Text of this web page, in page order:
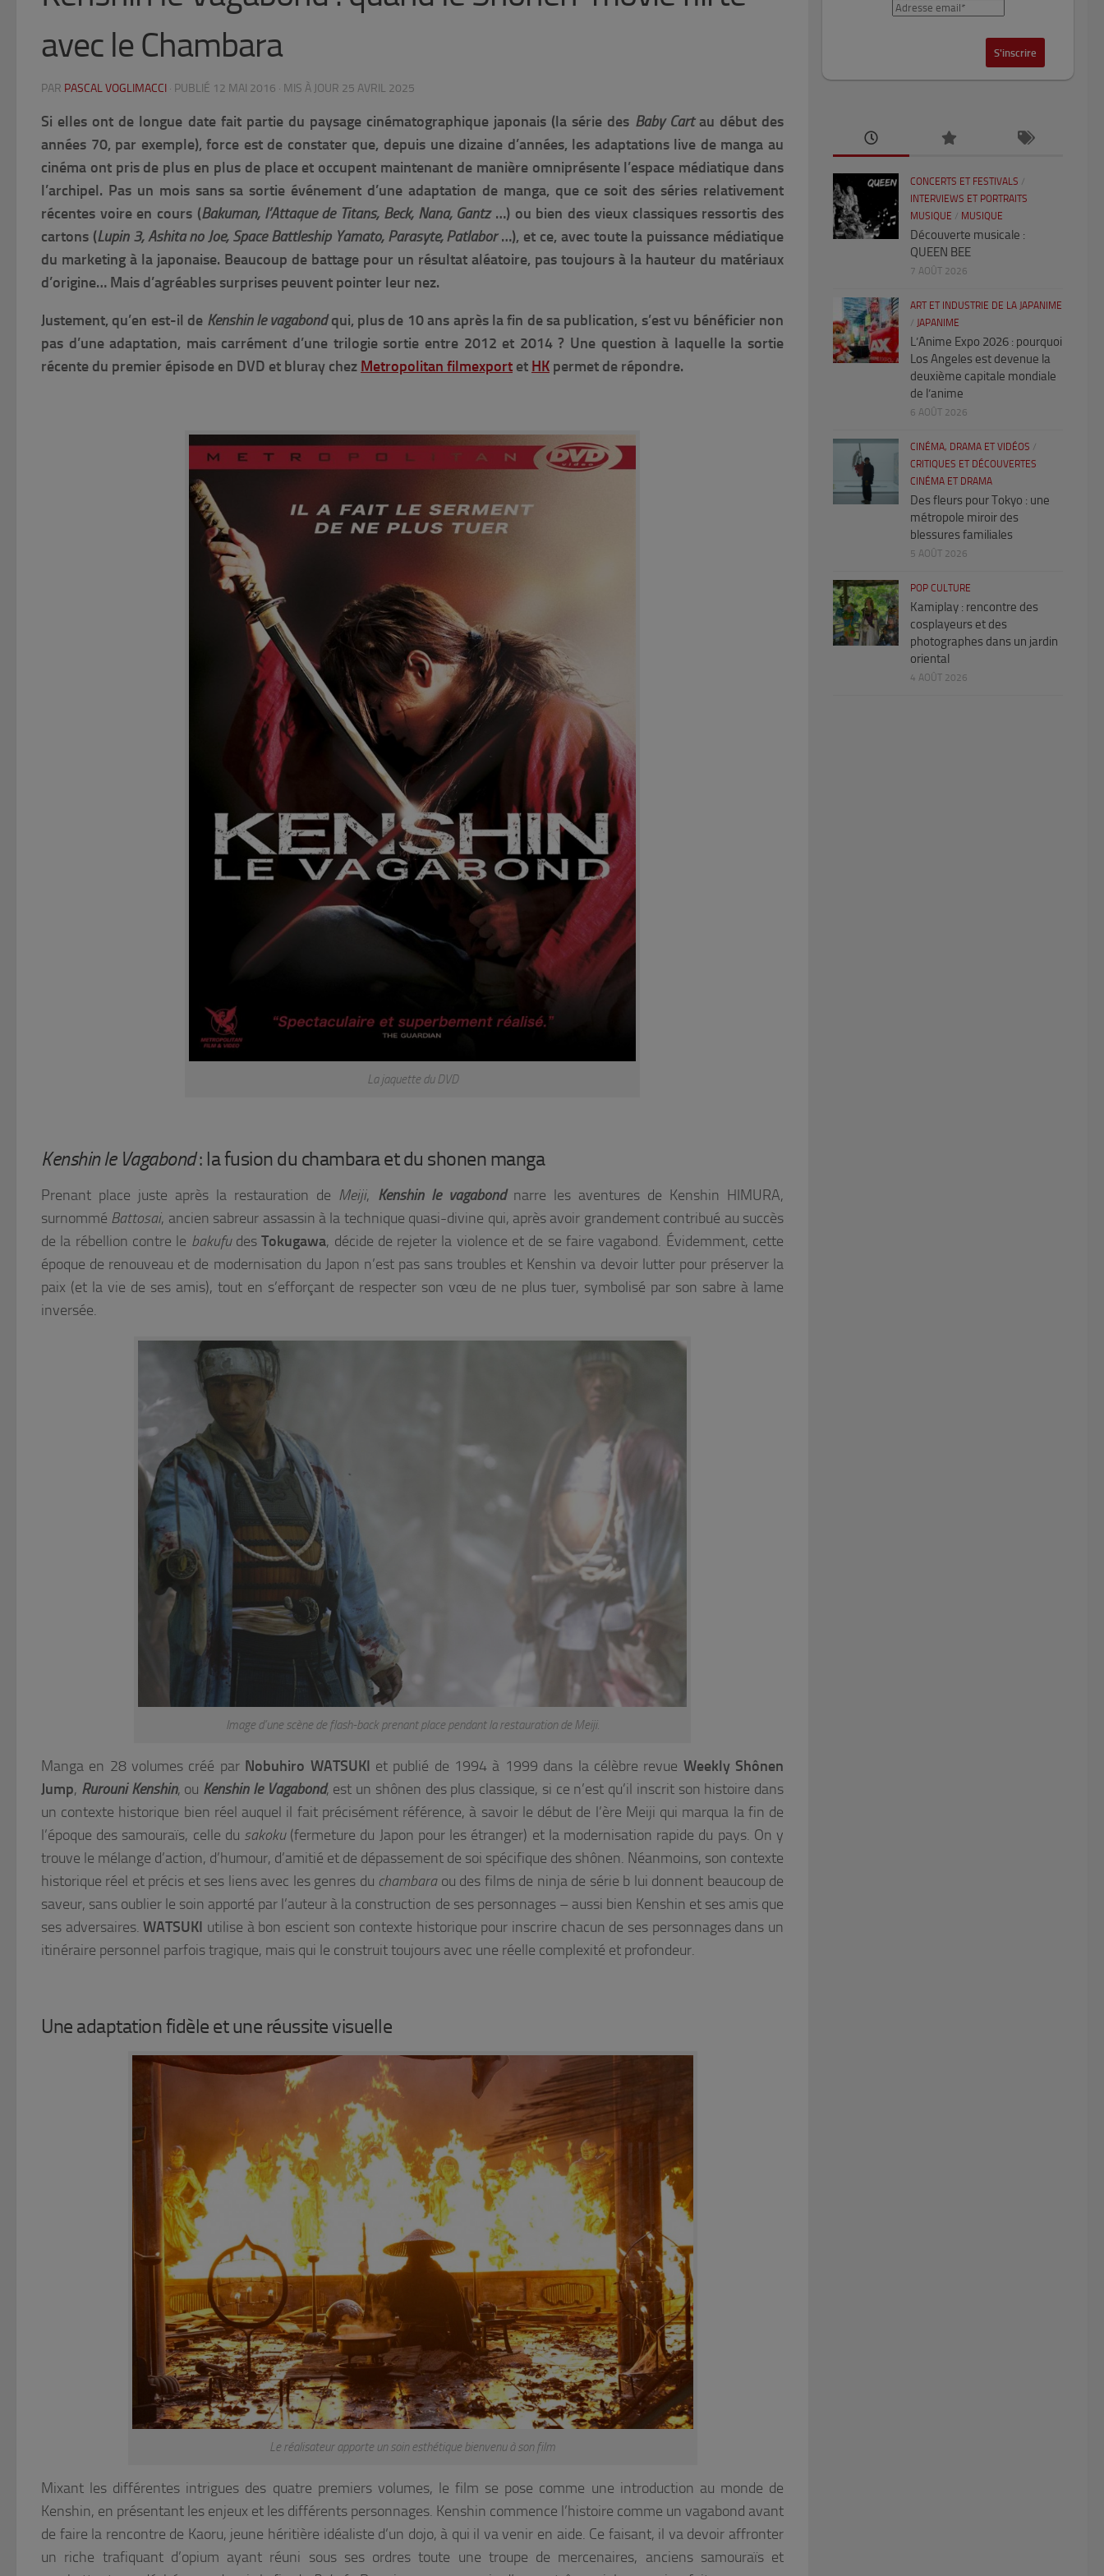
avec le Chambara
PAR PASCAL VOGLIMACCI · PUBLIÉ 12 MAI 2016 · MIS À JOUR 25 AVRIL 2025
Si elles ont de longue date fait partie du paysage cinématographique japonais (la série des Baby Cartau début des
années 70, par exemple), force est de constater que, depuis une dizaine d’années, les adaptations live de manga au
cinéma ont pris de plus en plus de place et occupent maintenant de manière omniprésente l’espace médiatique dans
l’archipel. Pas un mois sans sa sortie événement d’une adaptation de manga, que ce soit des séries relativement
récentes voire en cours (Bakuman, l’Attaque de Titans, Beck, Nana, Gantz…) ou bien des vieux classiques ressortis des
cartons (Lupin 3, Ashita no Joe, Space Battleship Yamato, Parasyte, Patlabor…), et ce, avec toute la puissance médiatique
du marketing à la japonaise. Beaucoup de battage pour un résultat aléatoire, pas toujours à la hauteur du matériaux
d’origine… Mais d’agréables surprises peuvent pointer leur nez.
Justement, qu’en est-il de Kenshin le vagabondqui, plus de 10 ans après la fin de sa publication, s’est vu bénéficier non
pas d’une adaptation, mais carrément d’une trilogie sortie entre 2012 et 2014 ? Une question à laquelle la sortie
récente du premier épisode en DVD et bluray chez Metropolitan filmexport et HK permet de répondre.
La jaquette du DVD
Kenshin le Vagabond: la fusion du chambara et du shonen manga
Prenant place juste après la restauration de Meiji, Kenshin le vagabondnarre les aventures de Kenshin HIMURA,
surnommé Battosai, ancien sabreur assassin à la technique quasi-divine qui, après avoir grandement contribué au succès
de la rébellion contre le bakufudesTokugawa, décide de rejeter la violence et de se faire vagabond. Évidemment, cette
époque de renouveau et de modernisation du Japon n’est pas sans troubles et Kenshin va devoir lutter pour préserver la
paix (et la vie de ses amis), tout en s’efforçant de respecter son vœu de ne plus tuer, symbolisé par son sabre à lame
inversée.
Image d’une scène de flash-back prenant place pendant la restauration de Meiji.
Manga en 28 volumes créé par Nobuhiro WATSUKI et publié de 1994 à 1999 dans la célèbre revue Weekly Shônen
Jump, Rurouni Kenshin, ou Kenshin le Vagabond, est un shônen des plus classique, si ce n’est qu’il inscrit son histoire dans
un contexte historique bien réel auquel il fait précisément référence, à savoir le début de l’ère Meiji qui marqua la fin de
l’époque des samouraïs, celle du sakoku(fermeture du Japon pour les étranger) et la modernisation rapide du pays. On y
trouve le mélange d’action, d’humour, d’amitié et de dépassement de soi spécifique des shônen. Néanmoins, son contexte
historique réel et précis et ses liens avec les genres du chambaraou des films de ninja de série b lui donnent beaucoup de
saveur, sans oublier le soin apporté par l’auteur à la construction de ses personnages – aussi bien Kenshin et ses amis que
ses adversaires.WATSUKI utilise à bon escient son contexte historique pour inscrire chacun de ses personnages dans un
itinéraire personnel parfois tragique, mais qui le construit toujours avec une réelle complexité et profondeur.
Une adaptation fidèle et une réussite visuelle
Le réalisateur apporte un soin esthétique bienvenu à son film
Mixant les différentes intrigues des quatre premiers volumes, le film se pose comme une introduction au monde de
Kenshin, en présentant les enjeux et les différents personnages. Kenshin commence l’histoire comme un vagabond avant
de faire la rencontre de Kaoru, jeune héritière idéaliste d’un dojo, à qui il va venir en aide. Ce faisant, il va devoir affronter
un riche trafiquant d’opium ayant réuni sous ses ordres toute une troupe de mercenaires, anciens samouraïs et
CONCERTS ET FESTIVALS /
INTERVIEWS ET PORTRAITS
MUSIQUE / MUSIQUE
Découverte musicale :
QUEEN BEE
7 AOÛT 2026
ART ET INDUSTRIE DE LA JAPANIME
/ JAPANIME
L’Anime Expo 2026 : pourquoi
Los Angeles est devenue la
deuxième capitale mondiale
de l’anime
6 AOÛT 2026
CINÉMA, DRAMA ET VIDÉOS /
CRITIQUES ET DÉCOUVERTES
CINÉMA ET DRAMA
Des fleurs pour Tokyo : une
métropole miroir des
blessures familiales
5 AOÛT 2026
POP CULTURE
Kamiplay : rencontre des
cosplayeurs et des
photographes dans un jardin
oriental
4 AOÛT 2026